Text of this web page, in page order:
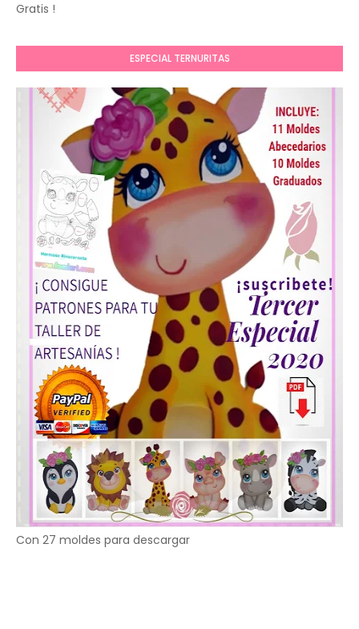
Gratis !
ESPECIAL TERNURITAS
Con 27 moldes para descargar